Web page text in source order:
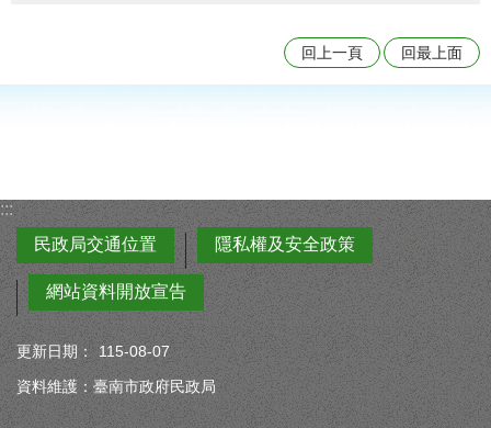
回上一頁 回最上面
:::
民政局交通位置
隱私權及安全政策
網站資料開放宣告
更新日期：
115-08-07
資料維護：臺南市政府民政局